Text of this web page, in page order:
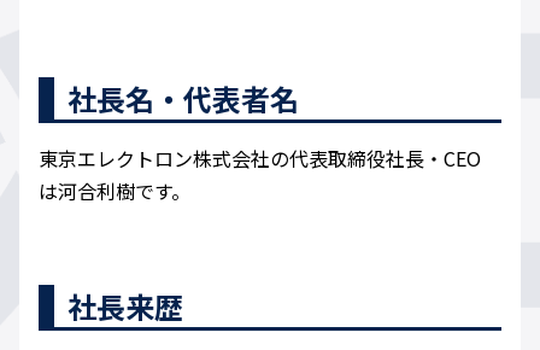
社長名・代表者名
東京エレクトロン株式会社の代表取締役社長・CEO
は河合利樹です。
社長来歴